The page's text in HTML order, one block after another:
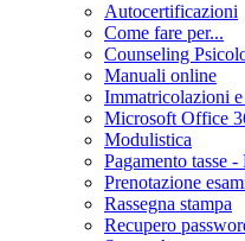
Autocertificazioni
Come fare per...
Counseling
Manuali online
Immatricolazioni
Microsoft Office
Modulistica
Pagamento tasse -
Prenotazione
Rassegna stampa
Recupero